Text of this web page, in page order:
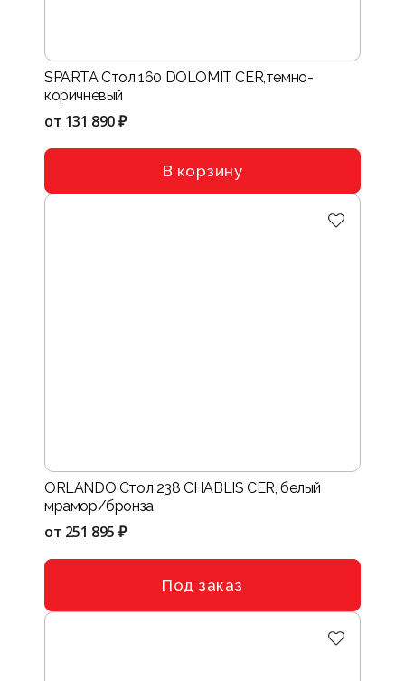
SPARTA Стол 160 DOLOMIT CER,темно-
коричневый
от 131 890 ₽
В корзину
ORLANDO Стол 238 CHABLIS CER, белый
мрамор/бронза
от 251 895 ₽
Под заказ